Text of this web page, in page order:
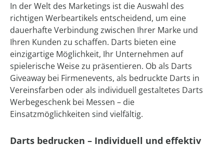
In der Welt des Marketings ist die Auswahl des
richtigen Werbeartikels entscheidend, um eine
dauerhafte Verbindung zwischen Ihrer Marke und
Ihren Kunden zu schaffen. Darts bieten eine
einzigartige Möglichkeit, Ihr Unternehmen auf
spielerische Weise zu präsentieren. Ob als Darts
Giveaway bei Firmenevents, als bedruckte Darts in
Vereinsfarben oder als individuell gestaltetes Darts
Werbegeschenk bei Messen – die
Einsatzmöglichkeiten sind vielfältig.
Darts bedrucken – Individuell und effektiv